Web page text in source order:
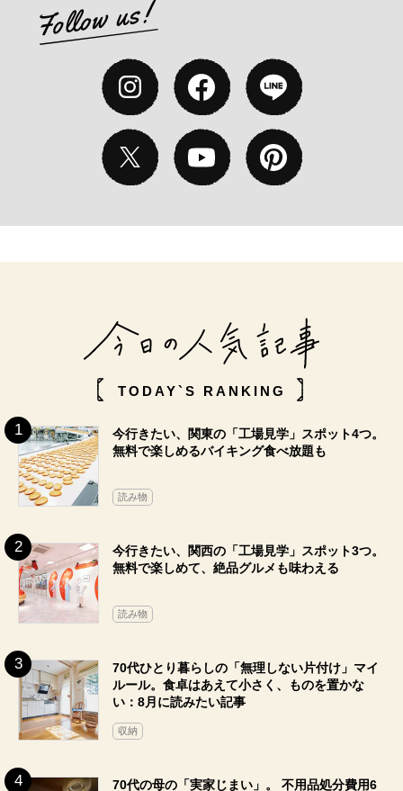
TODAY`S RANKING
今行きたい、関東の「工場見学」スポット4つ。
無料で楽しめるバイキング食べ放題も
読み物
今行きたい、関西の「工場見学」スポット3つ。
無料で楽しめて、絶品グルメも味わえる
読み物
70代ひとり暮らしの「無理しない片付け」マイ
ルール。食卓はあえて小さく、ものを置かな
い：8月に読みたい記事
収納
70代の母の「実家じまい」。 不用品処分費用6